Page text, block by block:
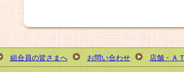
組合員の皆さまへ お問い合わせ 店舗・Ａ